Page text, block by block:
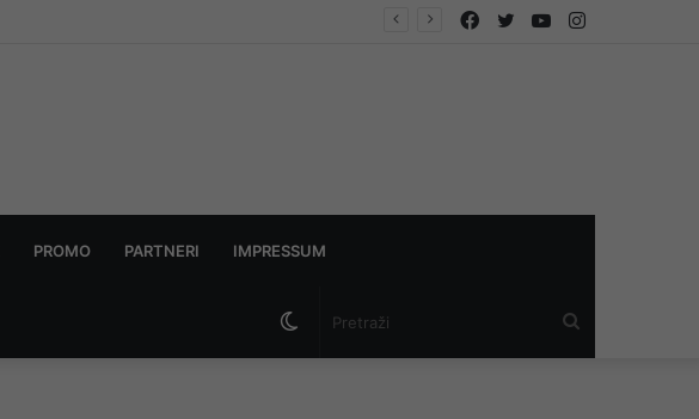
Instagram
YouTube
Twitter
Facebook
PROMO PARTNERI IMPRESSUM
Switch